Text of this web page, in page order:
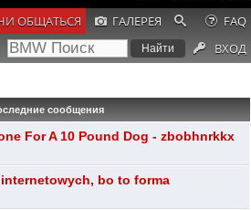
ОБЩАТЬСЯ
ГАЛЕРЕЯ
FAQ
ВХОД
сообщения
For A 10 Pound Dog - zbobhnrkkx
bo to forma